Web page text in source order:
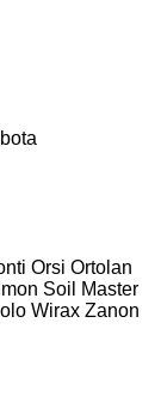
Orsi Ortolan
Soil Master
Wirax Zanon